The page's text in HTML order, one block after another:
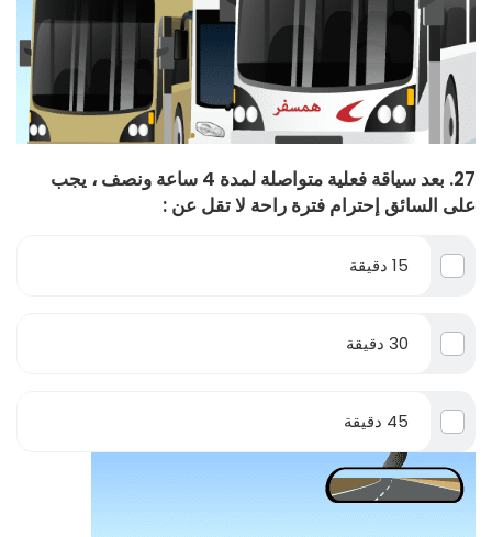
27. بعد سياقة فعلية متواصلة لمدة 4 ساعة ونصف ، يجب
على السائق إحترام فترة راحة لا تقل عن :
15 دقيقة
30 دقيقة
45 دقيقة